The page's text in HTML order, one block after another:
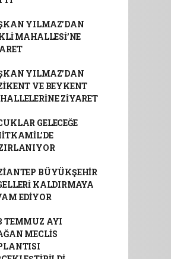
YILMAZ’DAN
MAHALLESİ’NE
YILMAZ’DAN
VE BEYKENT
ZİYARET
GELECEĞE
BÜYÜKŞEHİR
KALDIRMAYA
EDİYOR
TEMMUZ AYI
MECLİS